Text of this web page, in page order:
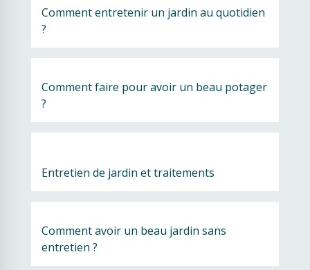
Comment entretenir un jardin au quotidien
?
Comment faire pour avoir un beau potager
?
Entretien de jardin et traitements
Comment avoir un beau jardin sans
entretien ?